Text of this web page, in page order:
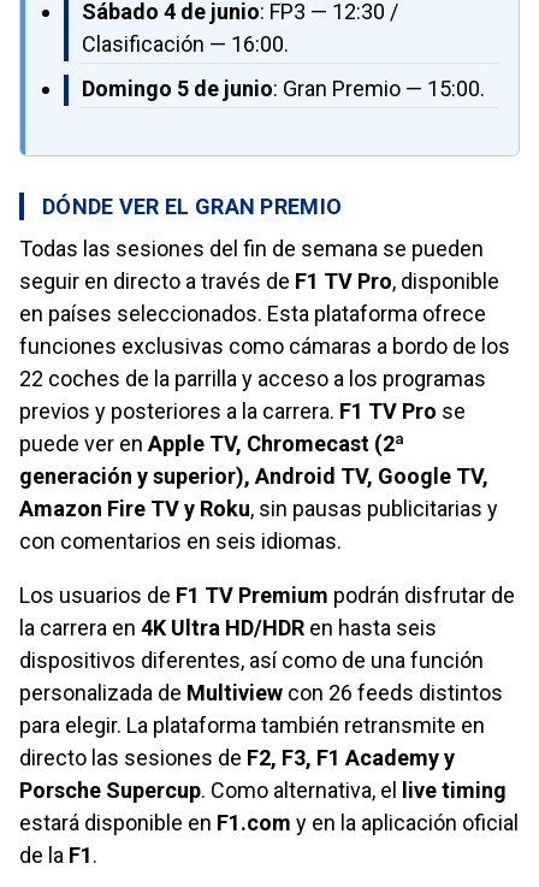
Sábado 4 de junio: FP3 — 12:30 /
Clasificación — 16:00.
Domingo 5 de junio: Gran Premio — 15:00.
DÓNDE VER EL GRAN PREMIO
Todas las sesiones del fin de semana se pueden
seguir en directo a través de F1 TV Pro, disponible
en países seleccionados. Esta plataforma ofrece
funciones exclusivas como cámaras a bordo de los
22 coches de la parrilla y acceso a los programas
previos y posteriores a la carrera. F1 TV Pro se
puede ver en Apple TV, Chromecast (2ª
generación y superior), Android TV, Google TV,
Amazon Fire TV y Roku, sin pausas publicitarias y
con comentarios en seis idiomas.
Los usuarios de F1 TV Premium podrán disfrutar de
la carrera en 4K Ultra HD/HDR en hasta seis
dispositivos diferentes, así como de una función
personalizada de Multiview con 26 feeds distintos
para elegir. La plataforma también retransmite en
directo las sesiones de F2, F3, F1 Academy y
Porsche Supercup. Como alternativa, el
live timing
estará disponible en F1.com y en la aplicación oficial
de la F1.